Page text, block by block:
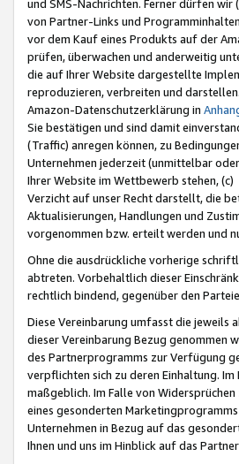
und SMS-Nachrichten. Ferner dürfen
von Partner-Links und
vor dem Kauf eines Produkts auf der
prüfen, überwachen und anderweitig
die auf Ihrer Website dargestellte
reproduzieren, verbreiten und
Amazon-Datenschutzerklärung in
Sie bestätigen und sind damit
(Traffic) anregen können, zu
Unternehmen jederzeit (unmittelbar
Ihrer Website im Wettbewerb stehen,
Verzicht auf unser Recht darstellt, die
Aktualisierungen, Handlungen und
vorgenommen bzw. erteilt werden und
Ohne die ausdrückliche vorherige
abtreten. Vorbehaltlich dieser
rechtlich bindend, gegenüber den
Diese Vereinbarung umfasst die jeweils
dieser Vereinbarung Bezug genommen
des Partnerprogramms zur Verfügung
verpflichten sich zu deren Einhaltung.
maßgeblich. Im Falle von
eines gesonderten
Unternehmen in Bezug auf das
Ihnen und uns im Hinblick auf das